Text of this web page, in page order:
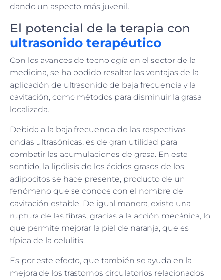
dando un aspecto más juvenil.
El potencial de la terapia con
ultrasonido terapéutico
Con los avances de tecnología en el sector de la
medicina, se ha podido resaltar las ventajas de la
aplicación de ultrasonido de baja frecuencia y la
cavitación, como métodos para disminuir la grasa
localizada.
Debido a la baja frecuencia de las respectivas
ondas ultrasónicas, es de gran utilidad para
combatir las acumulaciones de grasa. En este
sentido, la lipólisis de los ácidos grasos de los
adipocitos se hace presente, producto de un
fenómeno que se conoce con el nombre de
cavitación estable. De igual manera, existe una
ruptura de las fibras, gracias a la acción mecánica, lo
que permite mejorar la piel de naranja, que es
típica de la celulitis.
Es por este efecto, que también se ayuda en la
mejora de los trastornos circulatorios relacionados